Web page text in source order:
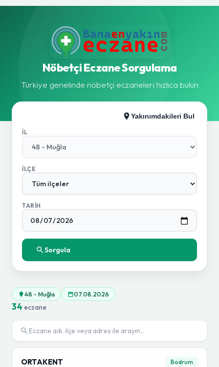
Nöbetçi Eczane Sorgulama
Türkiye genelinde nöbetçi eczaneleri hızlıca bulun
Yakınımdakileri Bul
İL
İLÇE
TARIH
Sorgula
48 - Muğla 07.08.2026
34 eczane
ORTAKENT Bodrum